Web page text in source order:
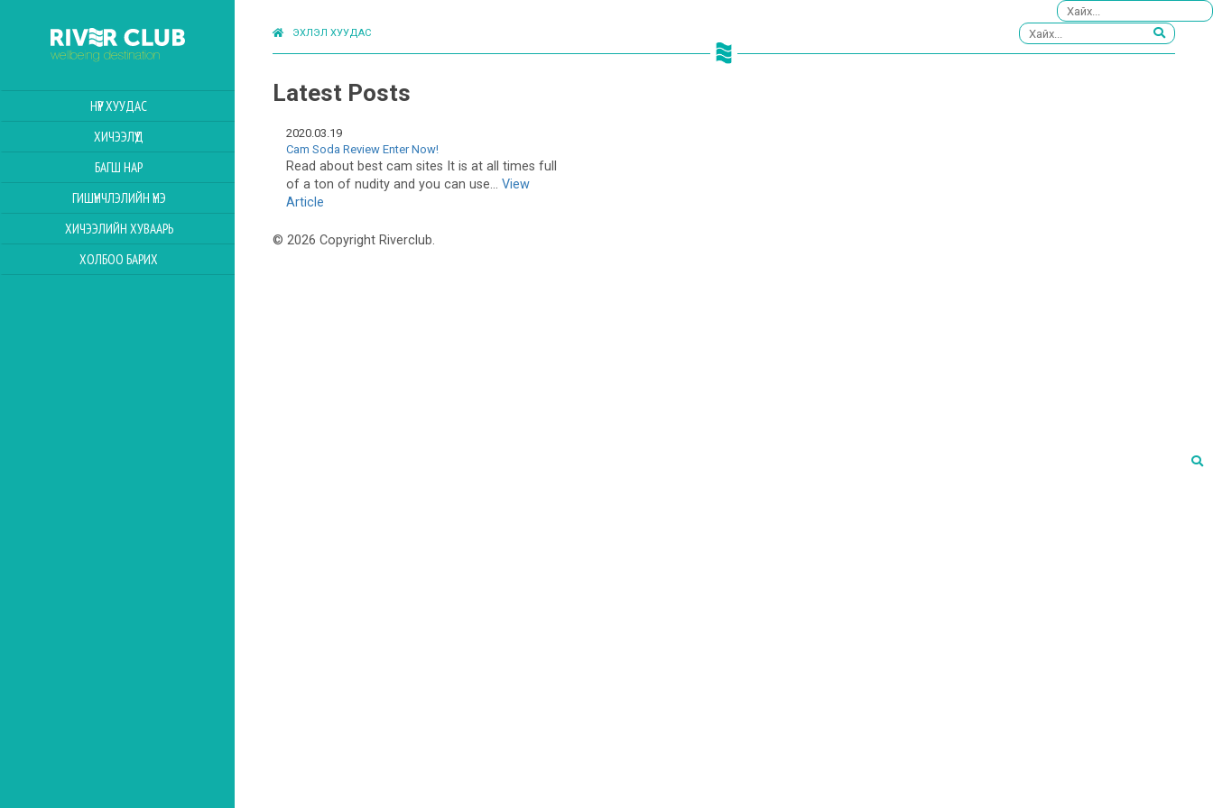
НҮҮР ХУУДАС
ХИЧЭЭЛҮҮД
БАГШ НАР
ГИШҮҮНЧЛЭЛИЙН ҮНЭ
ХИЧЭЭЛИЙН ХУВААРЬ
ХОЛБОО БАРИХ
ЭХЛЭЛ ХУУДАС
Latest Posts
2020.03.19
Cam Soda Review Enter Now!
Read about best cam sites It is at all times full
of a ton of nudity and you can use... View
Article
© 2026 Copyright Riverclub.